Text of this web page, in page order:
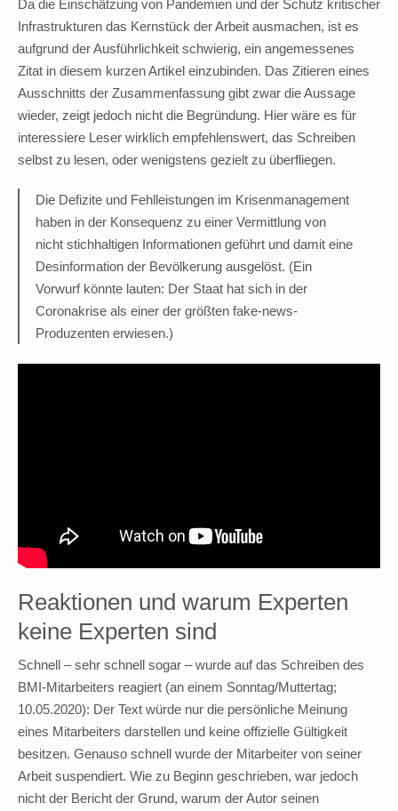
Da die Einschätzung von Pandemien und der Schutz kritischer
Infrastrukturen das Kernstück der Arbeit ausmachen, ist es
aufgrund der Ausführlichkeit schwierig, ein angemessenes
Zitat in diesem kurzen Artikel einzubinden. Das Zitieren eines
Ausschnitts der Zusammenfassung gibt zwar die Aussage
wieder, zeigt jedoch nicht die Begründung. Hier wäre es für
interessiere Leser wirklich empfehlenswert, das Schreiben
selbst zu lesen, oder wenigstens gezielt zu überfliegen.
Die Defizite und Fehlleistungen im Krisenmanagement
haben in der Konsequenz zu einer Vermittlung von
nicht stichhaltigen Informationen geführt und damit eine
Desinformation der Bevölkerung ausgelöst. (Ein
Vorwurf könnte lauten: Der Staat hat sich in der
Coronakrise als einer der größten fake-news-
Produzenten erwiesen.)
Reaktionen und warum Experten
keine Experten sind
Schnell – sehr schnell sogar – wurde auf das Schreiben des
BMI-Mitarbeiters reagiert (an einem Sonntag/Muttertag;
10.05.2020): Der Text würde nur die persönliche Meinung
eines Mitarbeiters darstellen und keine offizielle Gültigkeit
besitzen. Genauso schnell wurde der Mitarbeiter von seiner
Arbeit suspendiert. Wie zu Beginn geschrieben, war jedoch
nicht der Bericht der Grund, warum der Autor seinen